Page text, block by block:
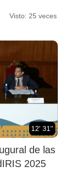
Visto: 25 veces
12' 31''
de las
2025